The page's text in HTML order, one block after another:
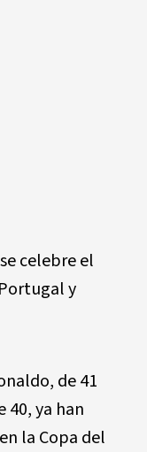
celebre el
y
de 41
40, ya han
la Copa del